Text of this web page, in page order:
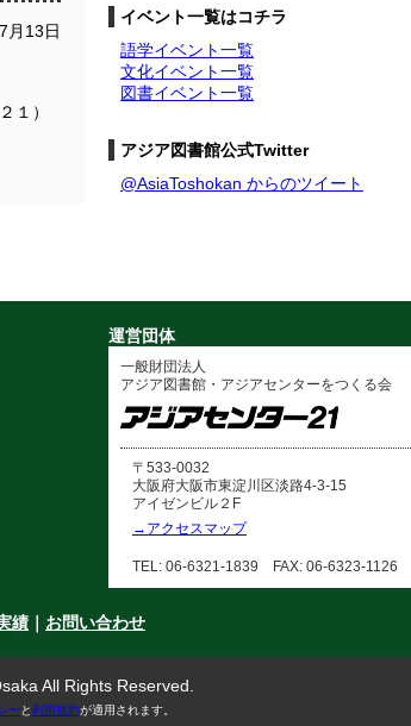
月13日
１）
イベント一覧はコチラ
語学イベント一覧
文化イベント一覧
図書イベント一覧
アジア図書館公式Twitter
@AsiaToshokan からのツイート
運営団体
一般財団法人
アジア図書館・アジアセンターをつくる会
〒533-0032
大阪府大阪市東淀川区淡路4-3-15
アイゼンビル２F
→アクセスマップ
TEL: 06-6321-1839 FAX: 06-6323-1126
績 お問い合わせ
All Rights Reserved.
ー と利用規約が適用されます。